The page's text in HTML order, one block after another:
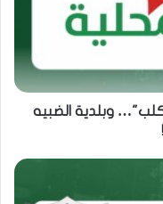
وبلدية الضبيه